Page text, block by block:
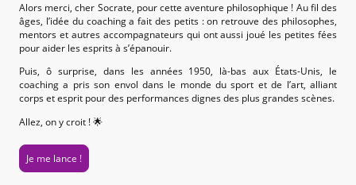
Alors merci, cher Socrate, pour cette aventure philosophique ! Au fil des
âges, l’idée du coaching a fait des petits : on retrouve des philosophes,
mentors et autres accompagnateurs qui ont aussi joué les petites fées
pour aider les esprits à s’épanouir.
Puis, ô surprise, dans les années 1950, là-bas aux États-Unis, le
coaching a pris son envol dans le monde du sport et de l’art, alliant
corps et esprit pour des performances dignes des plus grandes scènes.
Allez, on y croit ! 🌟
Je me lance !